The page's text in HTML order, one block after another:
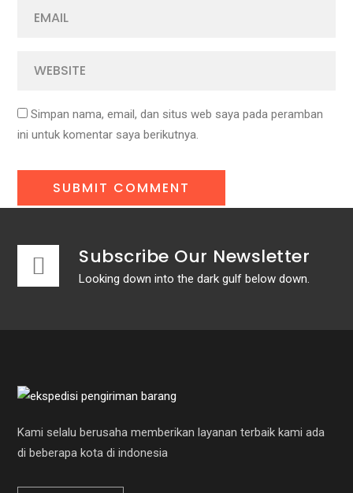
Simpan nama, email, dan situs web saya pada peramban
ini untuk komentar saya berikutnya.
Subscribe Our Newsletter
Looking down into the dark gulf below down.
Kami selalu berusaha memberikan layanan terbaik kami ada
di beberapa kota di indonesia